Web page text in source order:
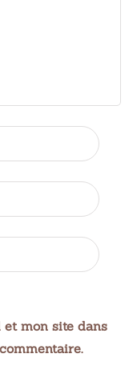
mon site dans